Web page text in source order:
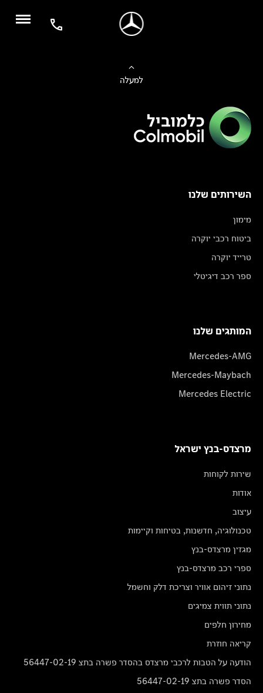
למעלה
השירותים שלנו
מימון
ביטוח רכבי יוקרה
טרייד יוקרה
ספר רכב דיגיטלי
המותגים שלנו
Mercedes-AMG
Mercedes-Maybach
Mercedes Electric
מרצדס-בנץ ישראל
שירות לקוחות
אודות
עיצוב
טכנולוגיה, חדשנות, בטיחות וקיימות
מגזין מרצדס-בנץ
ספרי רכב מרצדס-בנץ
נתוני זיהום אוויר וצריכת דלק וחשמל
נתוני תווית צמיגים
מחירון חלפים
קריאה חוזרת
הודעה על הטבות לרכבי מרצדס בהסדר פשרה בתצ 56447-02-19
הסדר פשרה בתצ 56447-02-19